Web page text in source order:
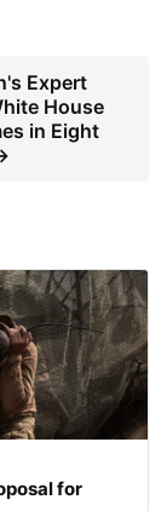
Expert
House
in Eight
for